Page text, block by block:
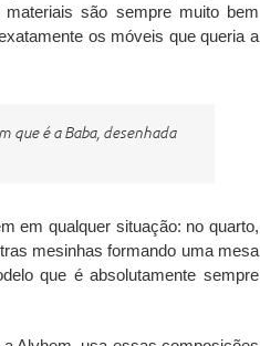
são sempre muito bem
os móveis que queria a
que é a Baba, desenhada
em qualquer situação: no quarto,
mesinhas formando uma mesa
que é absolutamente sempre